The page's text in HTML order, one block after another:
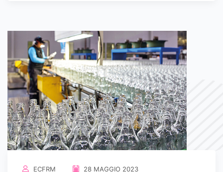
ECFRM 28 MAGGIO 2023